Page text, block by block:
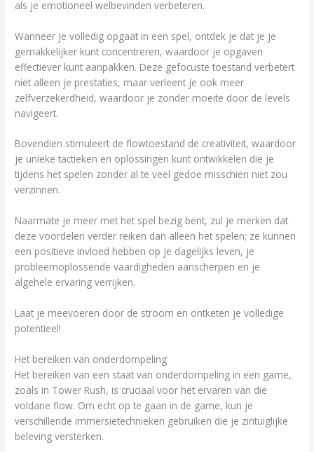
als je emotioneel welbevinden verbeteren.
Wanneer je volledig opgaat in een spel, ontdek je dat je je
gemakkelijker kunt concentreren, waardoor je opgaven
effectiever kunt aanpakken. Deze gefocuste toestand verbetert
niet alleen je prestaties, maar verleent je ook meer
zelfverzekerdheid, waardoor je zonder moeite door de levels
navigeert.
Bovendien stimuleert de flowtoestand de creativiteit, waardoor
je unieke tactieken en oplossingen kunt ontwikkelen die je
tijdens het spelen zonder al te veel gedoe misschien niet zou
verzinnen.
Naarmate je meer met het spel bezig bent, zul je merken dat
deze voordelen verder reiken dan alleen het spelen; ze kunnen
een positieve invloed hebben op je dagelijks leven, je
probleemoplossende vaardigheden aanscherpen en je
algehele ervaring verrijken.
Laat je meevoeren door de stroom en ontketen je volledige
potentieel!
Het bereiken van onderdompeling
Het bereiken van een staat van onderdompeling in een game,
zoals in Tower Rush, is cruciaal voor het ervaren van die
voldane flow. Om echt op te gaan in de game, kun je
verschillende immersietechnieken gebruiken die je zintuiglijke
beleving versterken.